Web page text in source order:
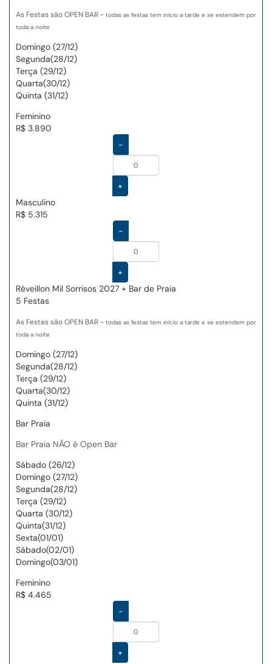
As Festas são OPEN BAR - todas as festas tem início a tarde e se estendem por
toda a noite
Domingo (27/12)
Segunda(28/12)
Terça (29/12)
Quarta(30/12)
Quinta (31/12)
Feminino
R$ 3.890
-
+
Masculino
R$ 5.315
-
+
Réveillon Mil Sorrisos 2027 + Bar de Praia
5 Festas
As Festas são OPEN BAR - todas as festas tem início a tarde e se estendem por
toda a noite
Domingo (27/12)
Segunda(28/12)
Terça (29/12)
Quarta(30/12)
Quinta (31/12)
Bar Praia
Bar Praia NÃO é Open Bar
Sábado (26/12)
Domingo (27/12)
Segunda(28/12)
Terça (29/12)
Quarta (30/12)
Quinta(31/12)
Sexta(01/01)
Sábado(02/01)
Domingo(03/01)
Feminino
R$ 4.465
-
+